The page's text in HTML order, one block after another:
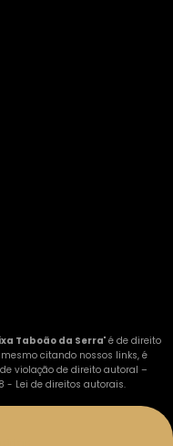
Taboão da Serra" é de direito
citando nossos links, é
violação de direito autoral –
- Lei de direitos autorais.